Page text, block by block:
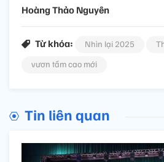
Hoàng Thảo Nguyên
Từ khóa: Nhìn lại 2025
vươn tầm cao mới
Tin liên quan